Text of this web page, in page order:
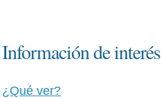
Información de interés
¿Qué ver?